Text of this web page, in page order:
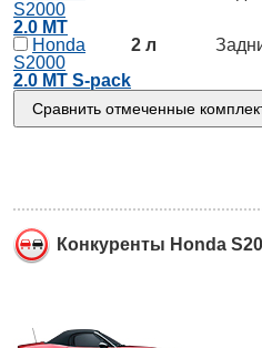
S2000
2.0 MT
Honda
S2000
2.0 MT S-pack
2 л
Конкуренты Honda